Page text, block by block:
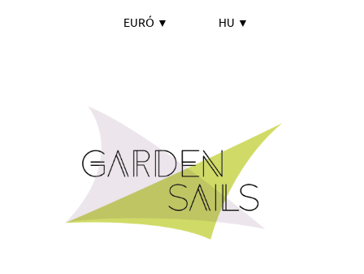
EURÓ ▼ HU ▼